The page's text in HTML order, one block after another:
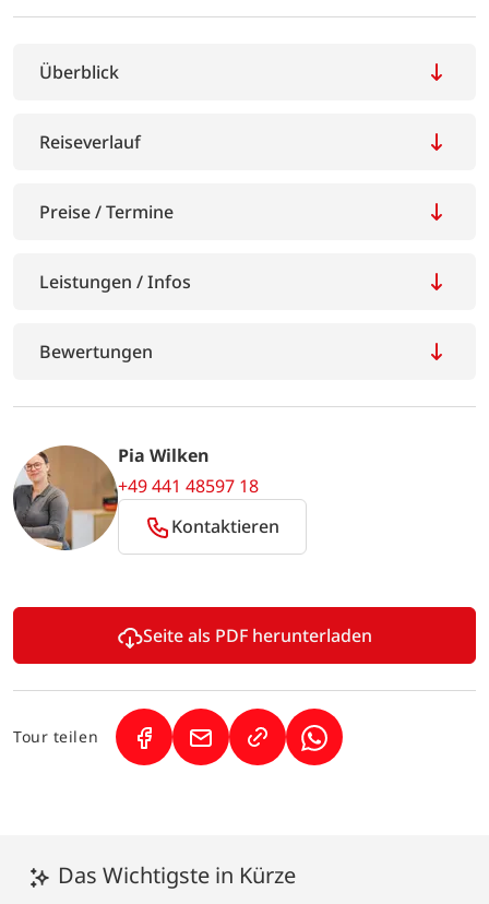
Das Wichtigste in Kürze
Überblick
Reiseverlauf
Preise / Termine
Leistungen / Infos
Bewertungen
Pia Wilken
+49 441 48597 18
Kontaktieren
Seite als PDF herunterladen
Tour teilen (Link öffnet in neuem Tab)
(Link öffnet in neuem Tab)
(Link öffnet in